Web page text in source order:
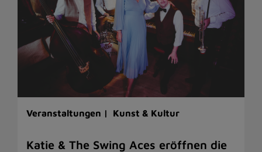
Veranstaltungen | Kunst & Kultur
Katie & The Swing Aces eröffnen die